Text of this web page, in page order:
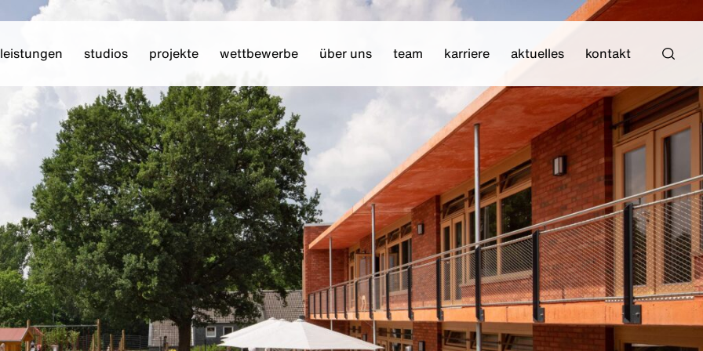
leistungen studios projekte wettbewerbe über uns team karriere aktuelles kontakt